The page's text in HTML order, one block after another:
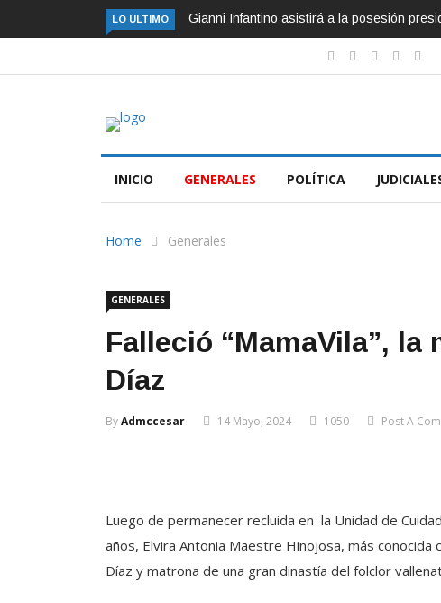
LO ÚLTIMO Gianni Infantino asistirá a la posesión
INICIO GENERALES POLÍTICA
Home Generales
GENERALES
Falleció “MamaVila”,
Díaz
ByAdmccesar 14 Mayo, 2024 1050 Post A
Luego de permanecer recluida en la Unidad de
años, Elvira Antonia Maestre Hinojosa, más conocida
Díaz y matrona de una gran dinastía del folclor